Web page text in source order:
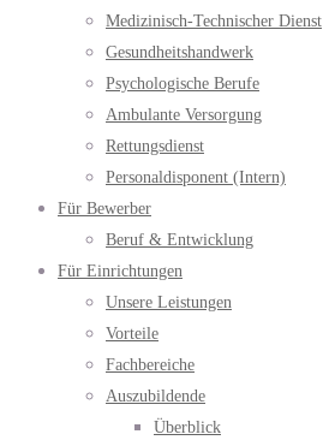
Medizinisch-Technischer Dienst
Gesundheitshandwerk
Psychologische Berufe
Ambulante Versorgung
Rettungsdienst
Personaldisponent (Intern)
Für Bewerber
Beruf & Entwicklung
Für Einrichtungen
Unsere Leistungen
Vorteile
Fachbereiche
Auszubildende
Überblick